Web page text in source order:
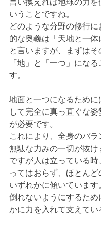
言い換えれば地球の力を
いうことですね。
どのような分野の修行に
的な奥義は「天地と一
と言いますが、まずはそ
「地」と「一つ」にな
す。
地面と一つになるために
して完全に真っ直ぐな姿
が必要です。
これにより、全身のバラ
無駄な力みの一切が抜け
ですが人は立っている時
ってはおらず、ほとん
いずれかに傾いています
倒れないようにするため
かに力を入れて支えてい